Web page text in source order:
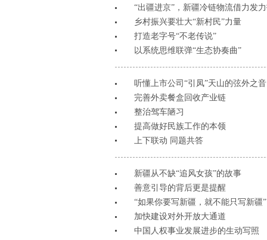
“出疆进京”，新疆冷链物流借力发
乡村振兴要壮大“新村民”力量
打造老字号“不老传说”
以系统思维联弹“生态协奏曲”
听懂上市公司“引凤”天山的弦外之音
完善外卖餐盒回收产业链
整治驾车陋习
提高做好民族工作的本领
上下联动 同题共答
新疆从不缺“追风女孩”的故事
善意引导的背后更是提醒
“如果你要写新疆，就不能只写新疆”
加快建设对外开放大通道
中国人权事业发展进步的生动写照